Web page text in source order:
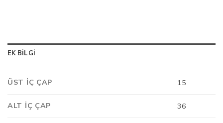
EK BILGI
ÜST İÇ ÇAP 15
ALT İÇ ÇAP 36